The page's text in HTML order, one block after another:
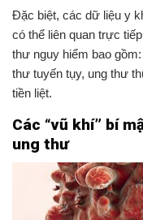
Đặc biệt, các dữ liệu y
có thể liên quan trực
thư nguy hiểm bao
thư tuyến tụy, ung thư
tiền liệt.
Các “vũ khí” bí
ung thư